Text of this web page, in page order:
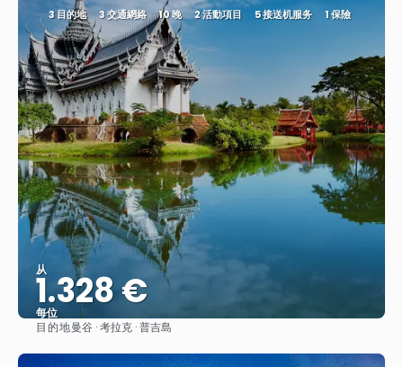
3 目的地 3 交通網絡 10 晚 2 活動項目 5 接送机服务 1 保險
从
1.328 €
每位
目的地曼谷 · 考拉克 · 普吉島